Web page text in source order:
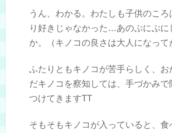
うん、わかる。わたしも子供のころ
り好きじゃなかった…あのぷにぷに
か。（キノコの良さは大人になって
ふたりともキノコが苦手らしく、お
だキノコを察知しては、手づかみで
つけてきますTT
そもそもキノコが入っていると、食